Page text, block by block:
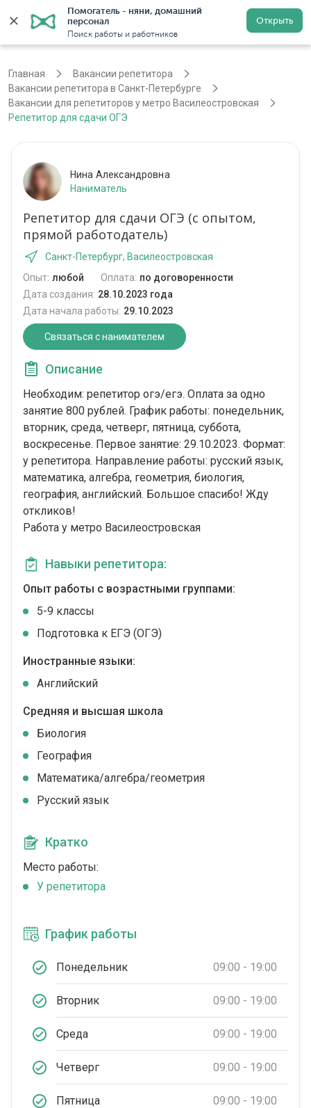
Помогатель - няни, домашний
персонал
Поиск работы и работников
Открыть
Регистрация
Главная
Вакансии репетитора
Вакансии репетитора в Санкт-Петербурге
Вакансии для репетиторов у метро Василеостровская
Репетитор для сдачи ОГЭ
Нина Александровна
Наниматель
Репетитор для сдачи ОГЭ (с опытом,
прямой работодатель)
Санкт-Петербург, Василеостровская
Опыт: любой Оплата: по договоренности
Дата создания: 28.10.2023 года
Дата начала работы: 29.10.2023
Связаться с нанимателем
Описание
Необходим: репетитор огэ/егэ. Оплата за одно
занятие 800 рублей. График работы: понедельник,
вторник, среда, четверг, пятница, суббота,
воскресенье. Первое занятие: 29.10.2023. Формат:
у репетитора. Направление работы: русский язык,
математика, алгебра, геометрия, биология,
география, английский. Большое спасибо! Жду
откликов!
Работа у метро Василеостровская
Навыки репетитора:
Опыт работы с возрастными группами:
5-9 классы
Подготовка к ЕГЭ (ОГЭ)
Иностранные языки:
Английский
Средняя и высшая школа
Биология
География
Математика/алгебра/геометрия
Русский язык
Кратко
Место работы:
У репетитора
График работы
Понедельник 09:00 - 19:00
Вторник 09:00 - 19:00
Среда 09:00 - 19:00
Четверг 09:00 - 19:00
Пятница 09:00 - 19:00